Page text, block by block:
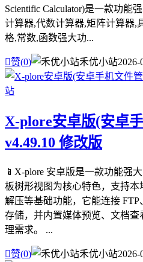
Scientific Calculator)是一款功能
计算器,代数计算器,矩阵计算器,
格,常数,函数强大功...
赞(0) 禾优小站2026-
X-plore安卓版(安卓
v4.49.10 修改版
📱X-plore 安卓版是一款功能强
板树形视图为核心特色，支持
解压等基础功能，它能连接
存储，并内置媒体预览、文档
理需求。 ...
赞(0) 禾优小站2026-